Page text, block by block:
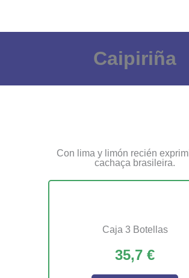
Caipiriña
Con lima y limón recién
cachaça brasileira.
Caja 3 Botellas
35,7 €